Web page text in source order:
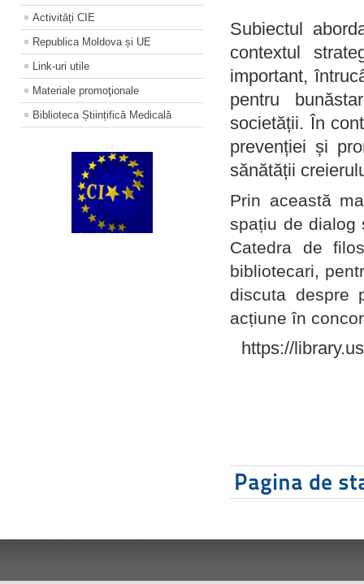
Activități CIE
Republica Moldova și UE
Link-uri utile
Materiale promoţionale
Biblioteca Științifică Medicală
Subiectul
contextul
important,
pentru
societății. În
prevenției și
sănătății
Prin această
spațiu de dialog
Catedra de
bibliotecari,
discuta despre
acțiune în
https://
Pagina de